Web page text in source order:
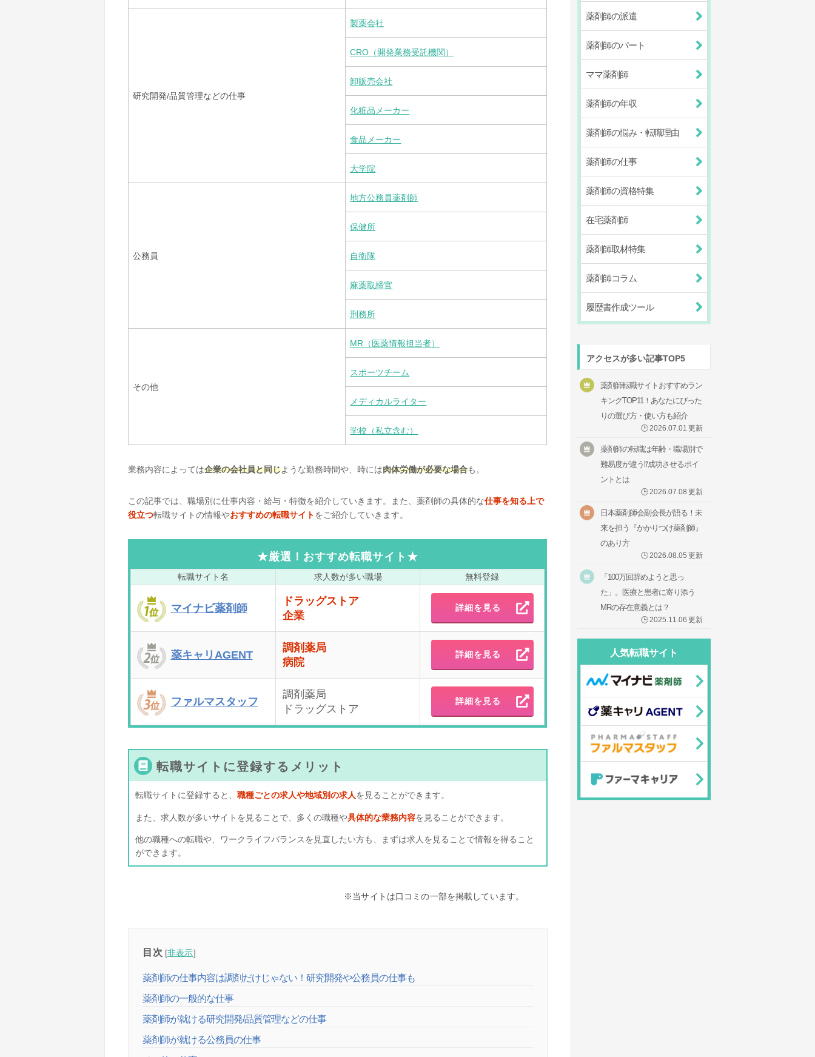
研究開発/品質管理などの仕事
製薬会社
CRO（開発業務受託機関）
卸販売会社
化粧品メーカー
食品メーカー
大学院
公務員
地方公務員薬剤師
保健所
自衛隊
麻薬取締官
刑務所
その他
MR（医薬情報担当者）
スポーツチーム
メディカルライター
学校（私立含む）
業務内容によっては企業の会社員と同じような勤務時間や、時には肉体労働が必要な場合も。
この記事では、職場別に仕事内容・給与・特徴を紹介していきます。また、薬剤師の具体的な仕事を知る上で
役立つ転職サイトの情報やおすすめの転職サイトをご紹介していきます。
★厳選！おすすめ転職サイト★
転職サイト名 求人数が多い職場 無料登録
マイナビ薬剤師
ドラッグストア
企業
詳細を見る
薬キャリAGENT
調剤薬局
病院
詳細を見る
ファルマスタッフ
調剤薬局
ドラッグストア
詳細を見る
転職サイトに登録するメリット
転職サイトに登録すると、 職種ごとの求人や地域別の求人を見ることができます。
また、求人数が多いサイトを見ることで、多くの職種や具体的な業務内容を見ることができます。
他の職種への転職や、ワークライフバランスを見直したい方も、まずは求人を見ることで情報を得ること
ができます。
※当サイトは口コミの一部を掲載しています。
目次 [非表示]
薬剤師の仕事内容は調剤だけじゃない！研究開発や公務員の仕事も
薬剤師の一般的な仕事
薬剤師が就ける研究開発/品質管理などの仕事
薬剤師が就ける公務員の仕事
薬剤師の派遣
薬剤師のパート
ママ薬剤師
薬剤師の年収
薬剤師の悩み・転職理由
薬剤師の仕事
薬剤師の資格特集
在宅薬剤師
薬剤師取材特集
薬剤師コラム
履歴書作成ツール
アクセスが多い記事TOP5
薬剤師転職サイトおすすめラン
キングTOP11！あなたにぴった
りの選び方・使い方も紹介
🕒2026.07.01 更新
薬剤師の転職は年齢・職場別で
難易度が違う⁉成功させるポイ
ントとは
🕒2026.07.08 更新
日本薬剤師会副会長が語る！未
来を担う『かかりつけ薬剤師』
のあり方
🕒2026.08.05 更新
「100万回辞めようと思っ
た」。医療と患者に寄り添う
MRの存在意義とは？
🕒 2025.11.06 更新
人気転職サイト